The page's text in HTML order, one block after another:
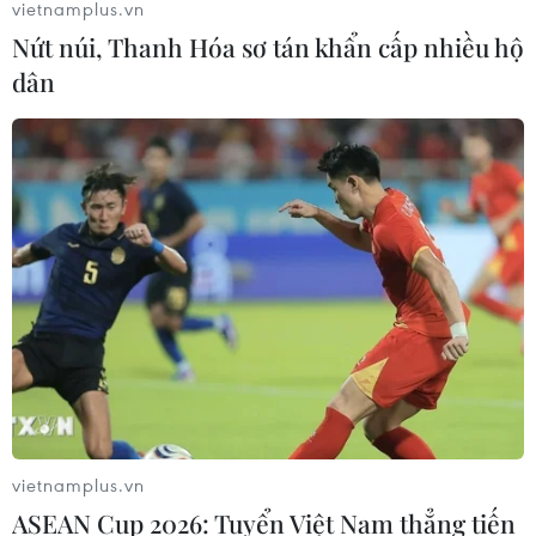
07/08/2026 06:29
Meta bồi thường gần 600 triệu USD
vì gây tổn hại sức khỏe tâm thần trẻ
em
07/08/2026 04:28
Chuyên gia Canada đánh giá cao bản
lĩnh đối ngoại của Việt Nam
07/08/2026 03:49
Venezuela khởi động đàm phán về
tiến trình chuyển giao chính trị
vietnamplus.vn
Nứt núi, Thanh Hóa sơ tán khẩn cấp nhiều hộ
dân
vietnamplus.vn
ASEAN Cup 2026: Tuyển Việt Nam thẳng tiến